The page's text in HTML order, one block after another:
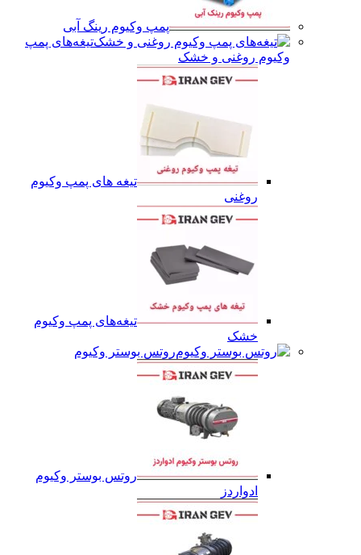
پمپ وکیوم رینگ آبی
تیغه‌های پمپ
وکیوم روغنی و خشک
تیغه های پمپ وکیوم
روغنی
تیغه‌های پمپ وکیوم
خشک
روتس بوستر وکیوم
روتس بوستر وکیوم
ادواردز